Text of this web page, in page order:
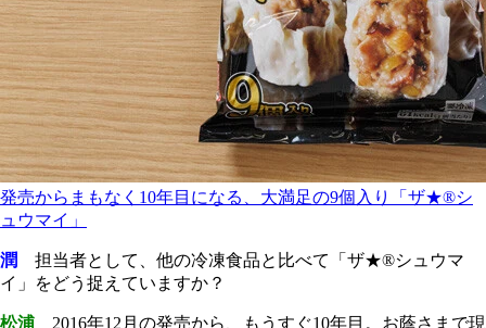
発売からまもなく10年目になる、大満足の9個入り「ザ★®シ
ュウマイ」
潤 担当者として、他の冷凍食品と比べて「ザ★®シュウマ
イ」をどう捉えていますか？
松浦 2016年12月の発売から、もうすぐ10年目。お蔭さまで現